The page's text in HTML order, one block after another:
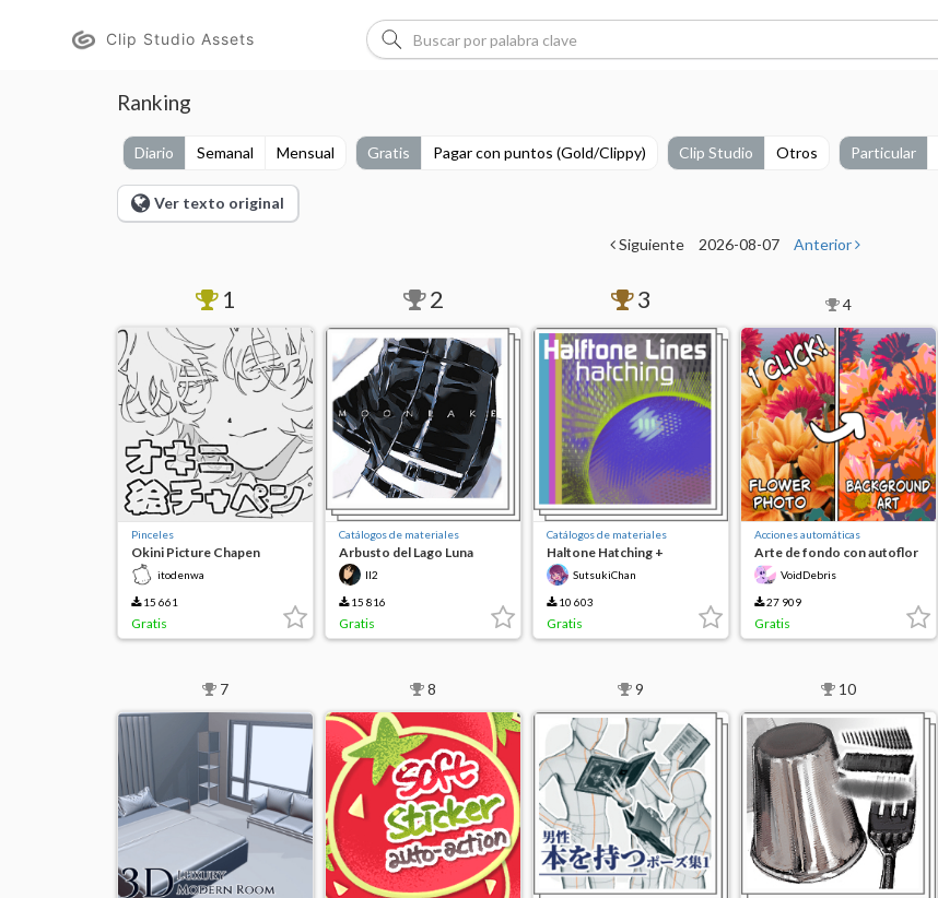
Clip Studio Assets
Ranking
Diario Semanal Mensual Gratis Pagar con puntos (Gold/Clippy) Clip Studio Otros Particular
Ver texto original
Siguiente 2026-08-07 Anterior
1
Pinceles
Okini Picture Chapen
itodenwa
15 661
Gratis
2
Catálogos de materiales
Arbusto del Lago Luna
II2
15 816
Gratis
3
Catálogos de materiales
Haltone Hatching +
SutsukiChan
10 603
Gratis
4
Acciones automáticas
Arte de fondo con autoflor
48 horas gratis
VoidDebris
27 909
Gratis
7 8 9 10